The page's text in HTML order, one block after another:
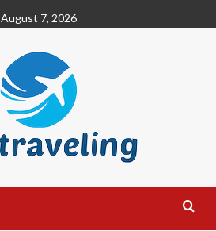
August 7, 2026